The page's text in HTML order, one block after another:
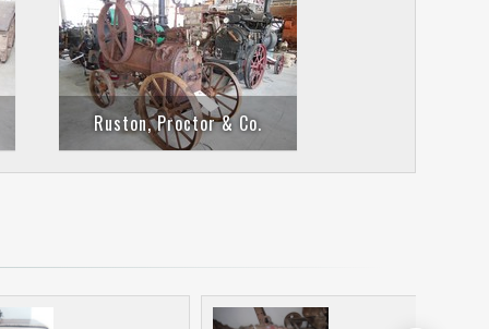
Ruston, Proctor & Co.